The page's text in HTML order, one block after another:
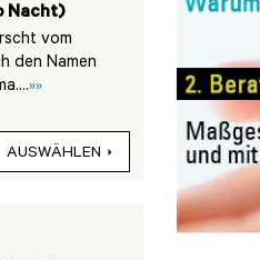
Nacht)
vom
den Namen
»»
AUSWÄHLEN